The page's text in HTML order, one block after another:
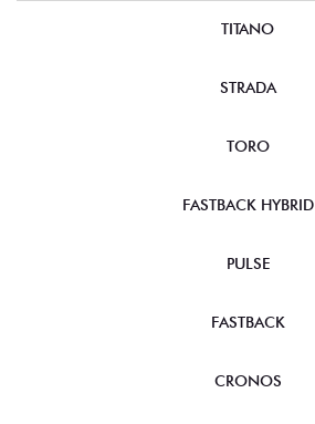
TITANO
STRADA
TORO
FASTBACK HYBRID
PULSE
FASTBACK
CRONOS